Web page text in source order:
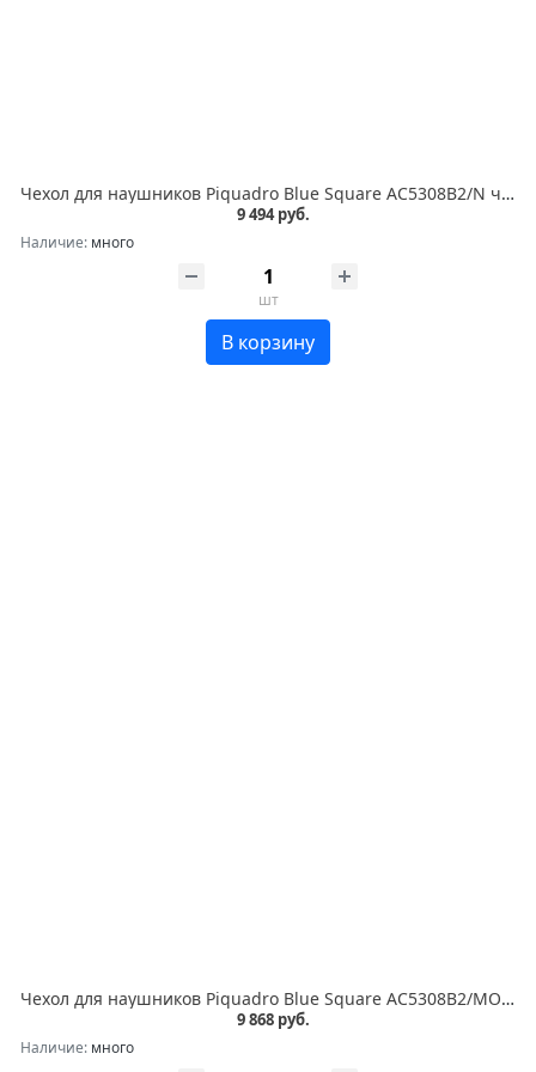
Чехол для наушников Piquadro Blue Square AC5308B2/N черный натур.кожа
9 494 руб.
Наличие: много
шт
В корзину
Чехол для наушников Piquadro Blue Square AC5308B2/MO коричневый натур.кожа
9 868 руб.
Наличие: много